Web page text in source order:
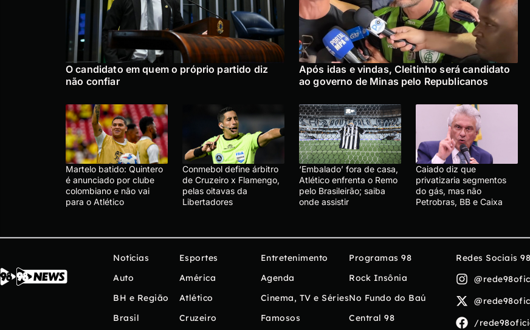
O candidato em quem o próprio partido diz
não confiar
Após idas e vindas, Cleitinho será candidato
ao governo de Minas pelo Republicanos
Martelo batido: Quintero
é anunciado por clube
colombiano e não vai
para o Atlético
Conmebol define árbitro
de Cruzeiro x Flamengo,
pelas oitavas da
Libertadores
‘Embalado’ fora de casa,
Atlético enfrenta o Remo
pelo Brasileirão; saiba
onde assistir
Caiado diz que
privatizaria segmentos
do gás, mas não
Petrobras, BB e Caixa
Notícias
Auto
BH e Região
Brasil
Esportes
América
Atlético
Cruzeiro
Entretenimento
Agenda
Cinema, TV e Séries
Famosos
Programas 98
Rock Insônia
No Fundo do Baú
Central 98
Redes Sociais 98
/